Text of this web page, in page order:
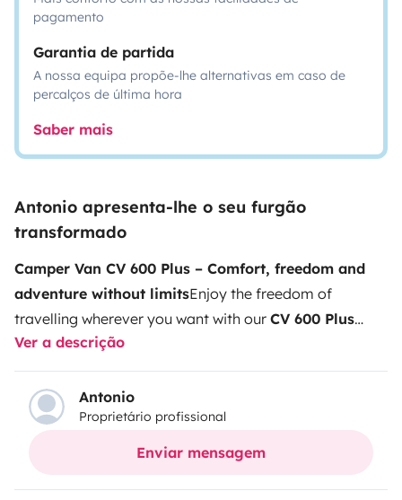
pagamento
Garantia de partida
A nossa equipa propõe-lhe alternativas em caso de
percalços de última hora
Saber mais
Antonio apresenta-lhe o seu furgão
transformado
Camper Van CV 600 Plus – Comfort, freedom and
adventure without limitsEnjoy the freedom of
travelling wherever you want with our CV 600 Plus
camper van, a modern, comfortable and easy-to-
drive motorhome, perfect for road trips, holidays and
long journeys. Its compact 6-meter size makes it easy
to handle, while still offering all the equipment you
need to travel like at home.
heating, ventilation and generous storage space,
Ver a descrição
Antonio
Proprietário profissional
Enviar mensagem